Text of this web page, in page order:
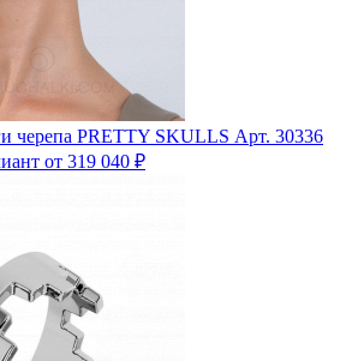
черепа PRETTY SKULLS Арт. 30336
от 319 040 ₽